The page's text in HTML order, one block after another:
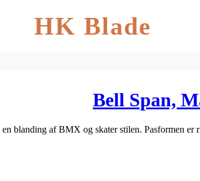
HK Blade
Bell Span,
blanding af BMX og skater stilen. Pasformen